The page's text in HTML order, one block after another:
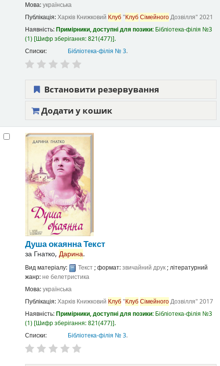
Мова:українська
Публікація:Харків Книжковий Клуб"КлубСімейногоДозвілля" 2021
Наявність:Примірники, доступні для позики: Бібліотека-філія №3
(1) Шифр зберігання:821(477) .
Списки:
Бібліотека-філія № 3.
Встановити резервування
Додати у кошик
Душа окаяннаТекст
за Гнатко, Дарина.
Вид матеріалу: Текст; формат:звичайний друк; літературний
жанр:не белетристика
Мова:українська
Публікація:Харків Книжковий Клуб"КлубСімейногоДозвілля" 2017
Наявність:Примірники, доступні для позики: Бібліотека-філія №3
(1) Шифр зберігання:821(477) .
Списки:
Бібліотека-філія № 3.